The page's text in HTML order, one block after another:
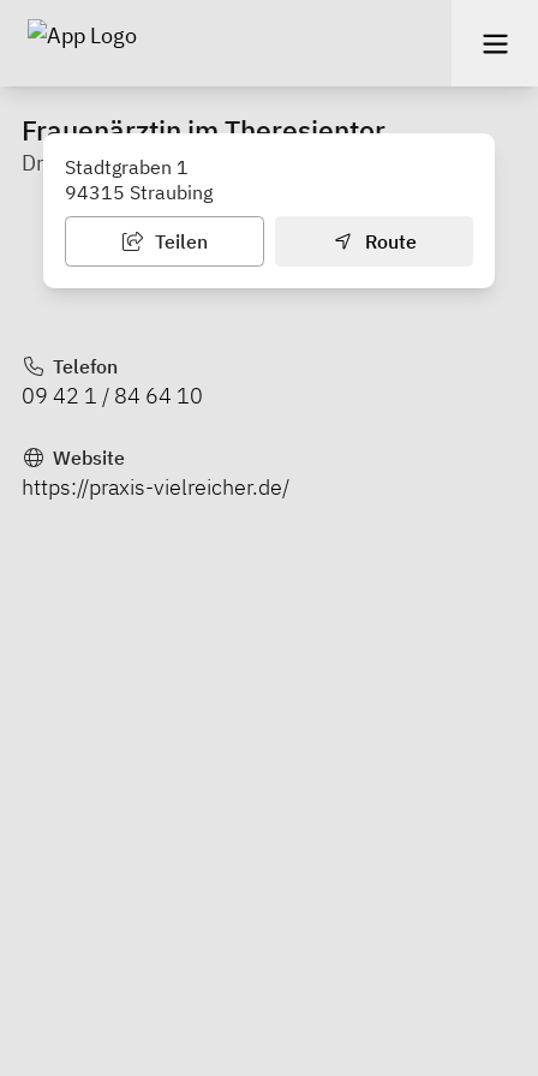
Frauenärztin im Theresientor
Dr. med. Lenka Vielreicher
Stadtgraben 1
94315 Straubing
Teilen Route
Telefon
09 42 1 / 84 64 10
Website
https://praxis-vielreicher.de/